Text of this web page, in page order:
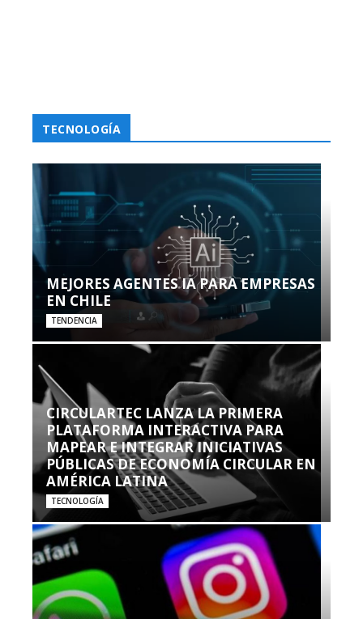
TECNOLOGÍA
MEJORES AGENTES IA PARA EMPRESAS
EN CHILE
TENDENCIA
CIRCULARTEC LANZA LA PRIMERA
PLATAFORMA INTERACTIVA PARA
MAPEAR E INTEGRAR INICIATIVAS
PÚBLICAS DE ECONOMÍA CIRCULAR EN
AMÉRICA LATINA
TECNOLOGÍA